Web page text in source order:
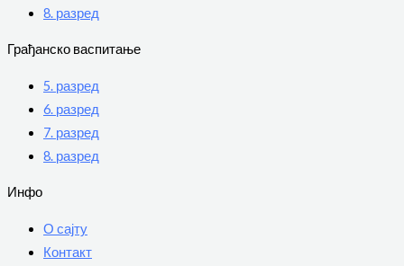
8. разред
Грађанско васпитање
5. разред
6. разред
7. разред
8. разред
Инфо
О сајту
Контакт